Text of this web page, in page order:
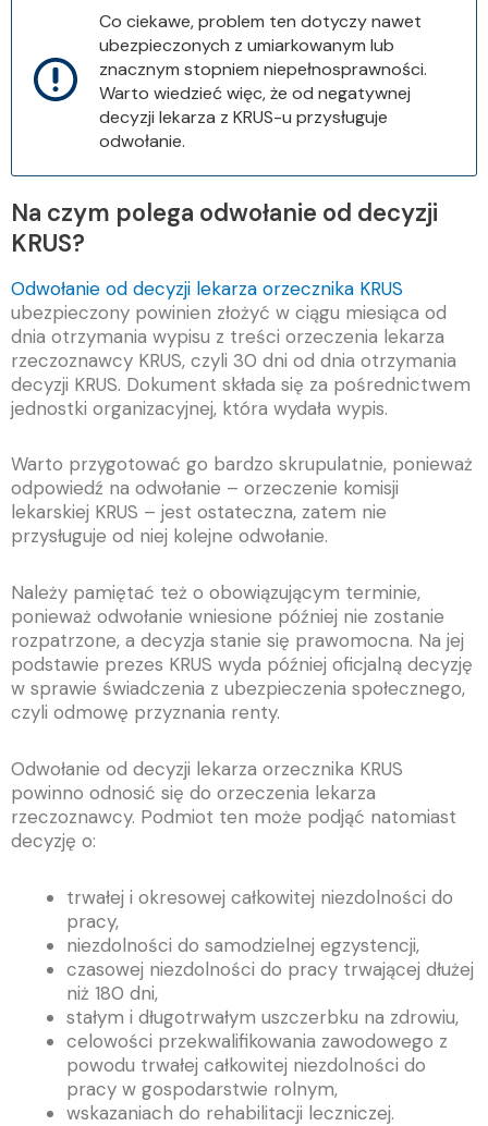
Co ciekawe, problem ten dotyczy nawet
ubezpieczonych z umiarkowanym lub
znacznym stopniem niepełnosprawności.
Warto wiedzieć więc, że od negatywnej
decyzji lekarza z KRUS-u przysługuje
odwołanie.
Na czym polega odwołanie od decyzji
KRUS?
Odwołanie od decyzji lekarza orzecznika KRUS
ubezpieczony powinien złożyć w ciągu miesiąca od
dnia otrzymania wypisu z treści orzeczenia lekarza
rzeczoznawcy KRUS, czyli 30 dni od dnia otrzymania
decyzji KRUS. Dokument składa się za pośrednictwem
jednostki organizacyjnej, która wydała wypis.
Warto przygotować go bardzo skrupulatnie, ponieważ
odpowiedź na odwołanie – orzeczenie komisji
lekarskiej KRUS – jest ostateczna, zatem nie
przysługuje od niej kolejne odwołanie.
Należy pamiętać też o obowiązującym terminie,
ponieważ odwołanie wniesione później nie zostanie
rozpatrzone, a decyzja stanie się prawomocna. Na jej
podstawie prezes KRUS wyda później oficjalną decyzję
w sprawie świadczenia z ubezpieczenia społecznego,
czyli odmowę przyznania renty.
Odwołanie od decyzji lekarza orzecznika KRUS
powinno odnosić się do orzeczenia lekarza
rzeczoznawcy. Podmiot ten może podjąć natomiast
decyzję o:
trwałej i okresowej całkowitej niezdolności do
pracy,
niezdolności do samodzielnej egzystencji,
czasowej niezdolności do pracy trwającej dłużej
niż 180 dni,
stałym i długotrwałym uszczerbku na zdrowiu,
celowości przekwalifikowania zawodowego z
powodu trwałej całkowitej niezdolności do
pracy w gospodarstwie rolnym,
wskazaniach do rehabilitacji leczniczej.